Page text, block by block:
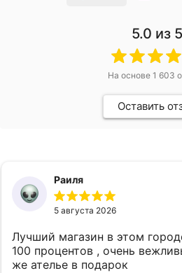
5.0 из 5
На основе 1 603
Оставить
Раиля
5 августа 2026
Лучший магазин в этом
100 процентов , очень
же ателье в подарок